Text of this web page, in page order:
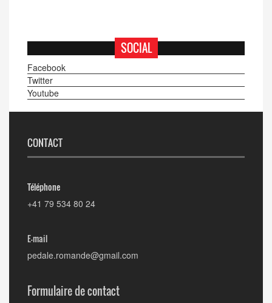
SOCIAL
Facebook
Twitter
Youtube
CONTACT
Téléphone
+41 79 534 80 24
E-mail
pedale.romande@gmail.com
Formulaire de contact